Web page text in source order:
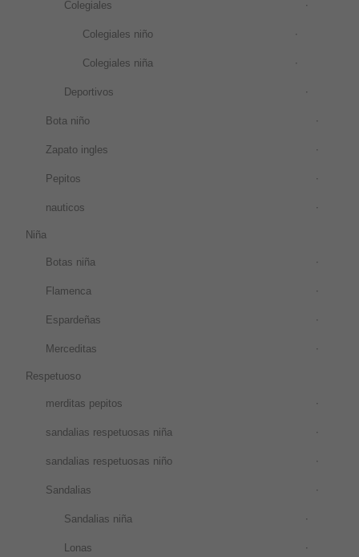
Colegiales
Colegiales niño
Colegiales niña
Deportivos
Bota niño
Zapato ingles
Pepitos
nauticos
Niña
Botas niña
Flamenca
Espardeñas
Merceditas
Respetuoso
merditas pepitos
sandalias respetuosas niña
sandalias respetuosas niño
Sandalias
Sandalias niña
Lonas